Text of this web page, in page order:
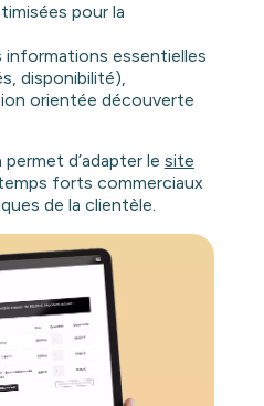
pour la
informations essentielles
disponibilité),
orientée découverte
d’adapter le site
forts commerciaux
de la clientèle.